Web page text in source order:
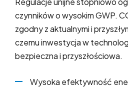
czynników o wysokim GWP.
zgodny z aktualnymi i
czemu inwestycja w
bezpieczna i przyszłościowa.
Wysoka efektywność